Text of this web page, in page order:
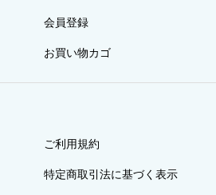
会員登録
お買い物カゴ
ご利用規約
特定商取引法に基づく表示